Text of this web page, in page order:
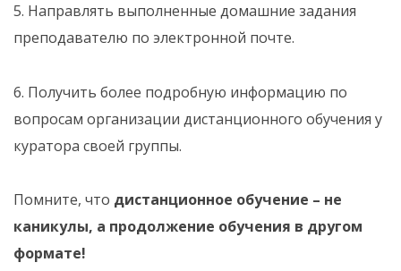
5. Направлять выполненные домашние задания
преподавателю по электронной почте.
6. Получить более подробную информацию по
вопросам организации дистанционного обучения у
куратора своей группы.
Помните, что дистанционное обучение – не
каникулы, а продолжение обучения в другом
формате!